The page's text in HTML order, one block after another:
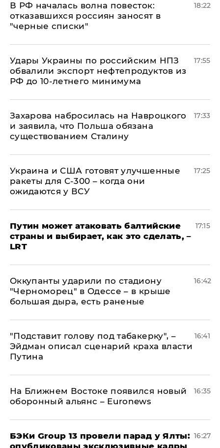
​В РФ началась волна повесток:
отказавшихся россиян заносят в
"черные списки"
18:22
Удары Украины по российским НПЗ
обвалили экспорт нефтепродуктов из
РФ до 10-летнего минимума
17:55
​Захарова набросилась на Навроцкого
и заявила, что Польша обязана
существованием Сталину
17:33
Украина и США готовят улучшенные
ракеты для С-300 – когда они
ожидаются у ВСУ
17:25
Путин может атаковать балтийские
страны и выбирает, как это сделать, –
LRT
17:15
Оккупанты ударили по стадиону
"Черноморец" в Одессе – в крыше
большая дыра, есть раненые
16:42
​"Подставит голову под табакерку", –
Эйдман описал сценарий краха власти
Путина
16:41
На Ближнем Востоке появился новый
оборонный альянс – Euronews
16:35
​БЭКи Group 13 провели парад у Ялты:
опубликованы эксклюзивные кадры
16:27